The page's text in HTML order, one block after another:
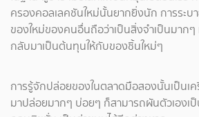
ครองคอลเลคชันใหม่นั้นยากยิ่งนัก การระบา
ของใหม่ของคนอื่นถือว่าเป็นสิ่งจำเป็นมากๆ
กลับมาเป็นต้นทุนให้กับของชิ้นใหม่ๆ
การรู้จักปล่อยของในตลาดมือสองนั้นเป็นเ
มาปล่อยมากๆ บ่อยๆ ก็สามารถผันตัวเองเ